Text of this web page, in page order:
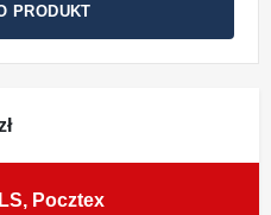
PRODUKT
Pocztex